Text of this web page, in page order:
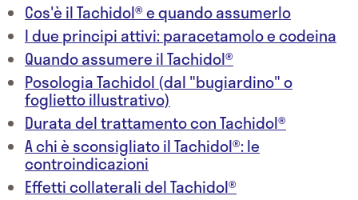
Cos'è il Tachidol® e quando assumerlo
I due principi attivi: paracetamolo e codeina
Quando assumere il Tachidol®
Posologia Tachidol (dal "bugiardino" o
foglietto illustrativo)
Durata del trattamento con Tachidol®
A chi è sconsigliato il Tachidol®: le
controindicazioni
Effetti collaterali del Tachidol®